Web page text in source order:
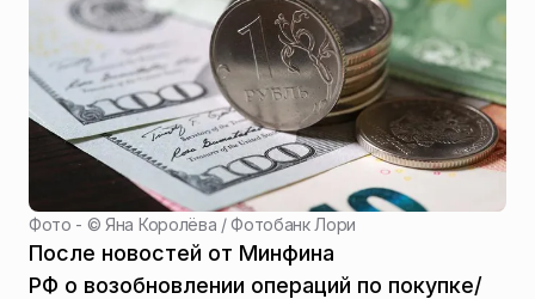
Фото - ©Яна Королёва / Фотобанк Лори
После новостей от Минфина
РФ о возобновлении операций по покупке/